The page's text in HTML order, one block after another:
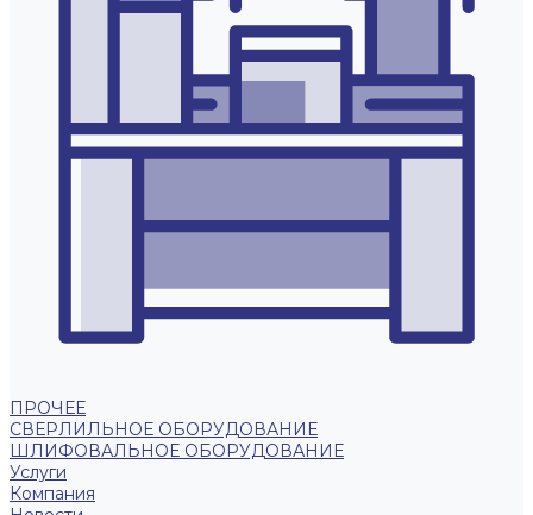
ПРОЧЕЕ
СВЕРЛИЛЬНОЕ ОБОРУДОВАНИЕ
ШЛИФОВАЛЬНОЕ ОБОРУДОВАНИЕ
Услуги
Компания